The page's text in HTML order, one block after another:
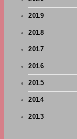
2019
2018
2017
2016
2015
2014
2013